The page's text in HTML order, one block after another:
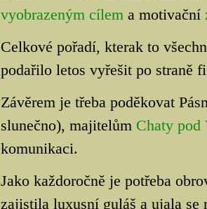
vyobrazeným cílema motivační
Celkové pořadí, kterak to
podařilo letos vyřešit po straně
Závěrem je třeba poděkovat
slunečno), majitelům Chaty pod
komunikaci.
Jako každoročně je potřeba
zajistila luxusní guláš a ujala se